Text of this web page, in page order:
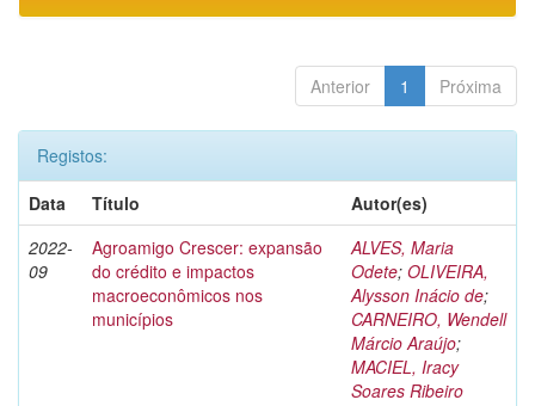
Anterior 1 Próxima
Registos:
Data
Título
Autor(es)
2022-
09
Agroamigo Crescer: expansão
do crédito e impactos
macroeconômicos nos
municípios
ALVES, Maria
Odete; OLIVEIRA,
Alysson Inácio de;
CARNEIRO, Wendell
Márcio Araújo;
MACIEL, Iracy
Soares Ribeiro